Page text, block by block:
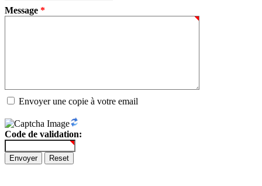
Message *
Envoyer une copie à votre email
Code de validation:
Envoyer Reset